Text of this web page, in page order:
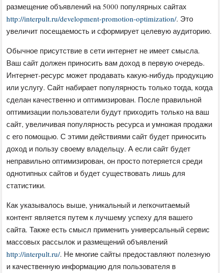
размещение объявлений на 5000 популярных сайтах
http://interpult.ru/development-promotion-optimization/. Это
увеличит посещаемость и сформирует целевую аудиторию.
Обычное присутствие в сети интернет не имеет смысла.
Ваш сайт должен приносить вам доход в первую очередь.
Интернет-ресурс может продавать какую-нибудь продукцию
или услугу. Сайт набирает популярность только тогда, когда
сделан качественно и оптимизирован. После правильной
оптимизации пользователи будут приходить только на ваш
сайт, увеличивая популярность ресурса и умножая продажи
с его помощью. С этими действиями сайт будет приносить
доход и пользу своему владельцу. А если сайт будет
неправильно оптимизирован, он просто потеряется среди
однотипных сайтов и будет существовать лишь для
статистики.
Как указывалось выше, уникальный и легкочитаемый
контент является путем к лучшему успеху для вашего
сайта. Также есть смысл применить универсальный сервис
массовых рассылок и размещений объявлений
http://interpult.ru/. Не многие сайты предоставляют полезную
и качественную информацию для пользователя в